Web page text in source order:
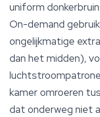
uniform
On-demand
ongelijkmatige
dan het midden),
kamer omroeren
dat onderweg niet